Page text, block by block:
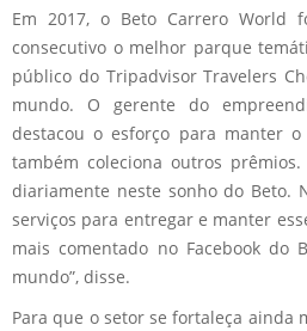
Em 2017, o Beto Carrero World
consecutivo o melhor parque
público do Tripadvisor Travelers
mundo. O gerente do
destacou o esforço para manter
também coleciona outros
diariamente neste sonho do Beto.
serviços para entregar e manter
mais comentado no Facebook do
mundo”, disse.
Para que o setor se fortaleça ainda